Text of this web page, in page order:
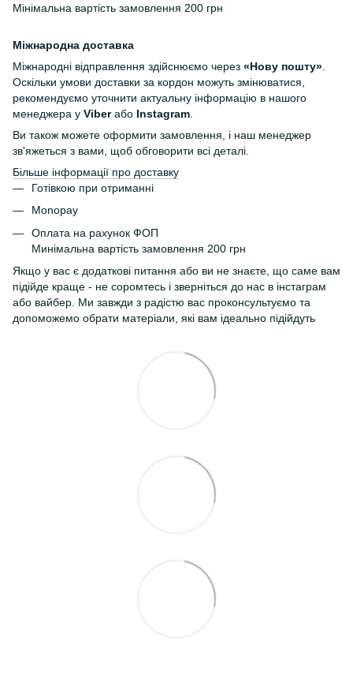
Мінімальна вартість замовлення 200 грн
Міжнародна доставка
Міжнародні відправлення здійснюємо через «Нову пошту»
Оскільки умови доставки за кордон можуть змінюватися,
рекомендуємо уточнити актуальну інформацію в нашого
менеджера у Viberабо Instagram
Ви також можете оформити замовлення, і наш менеджер
зв'яжеться з вами, щоб обговорити всі деталі.
Більше інформації про доставку
Готівкою при отриманні
Monopay
Оплата на рахунок ФОП
Минімальна вартість замовлення 200 грн
Якщо у вас є додаткові питання або ви не знаєте, що саме вам
підійде краще - не соромтесь і зверніться до нас в інстаграм
або вайбер. Ми завжди з радістю вас проконсультуємо та
допоможемо обрати матеріали, які вам ідеально підійдуть